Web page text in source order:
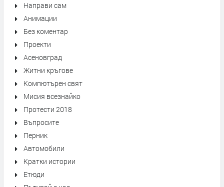
Направи сам
Анимации
Без коментар
Проекти
Асеновград
Житни кръгове
Компютърен свят
Мисия всезнайко
Протести 2018
Въпросите
Перник
Автомобили
Кратки истории
Етюди